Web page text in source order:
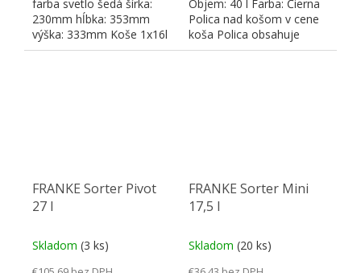
farba svetlo šedá šírka:
230mm hĺbka: 353mm
výška: 333mm Koše 1x16l
Objem: 40 l Farba: Čierna
Polica nad košom v cene
koša Polica obsahuje
aktívny uhlíkový filter,...
FRANKE Sorter Pivot
27 l
Skladom (3 ks)
FRANKE Sorter Mini
17,5 l
Skladom (20 ks)